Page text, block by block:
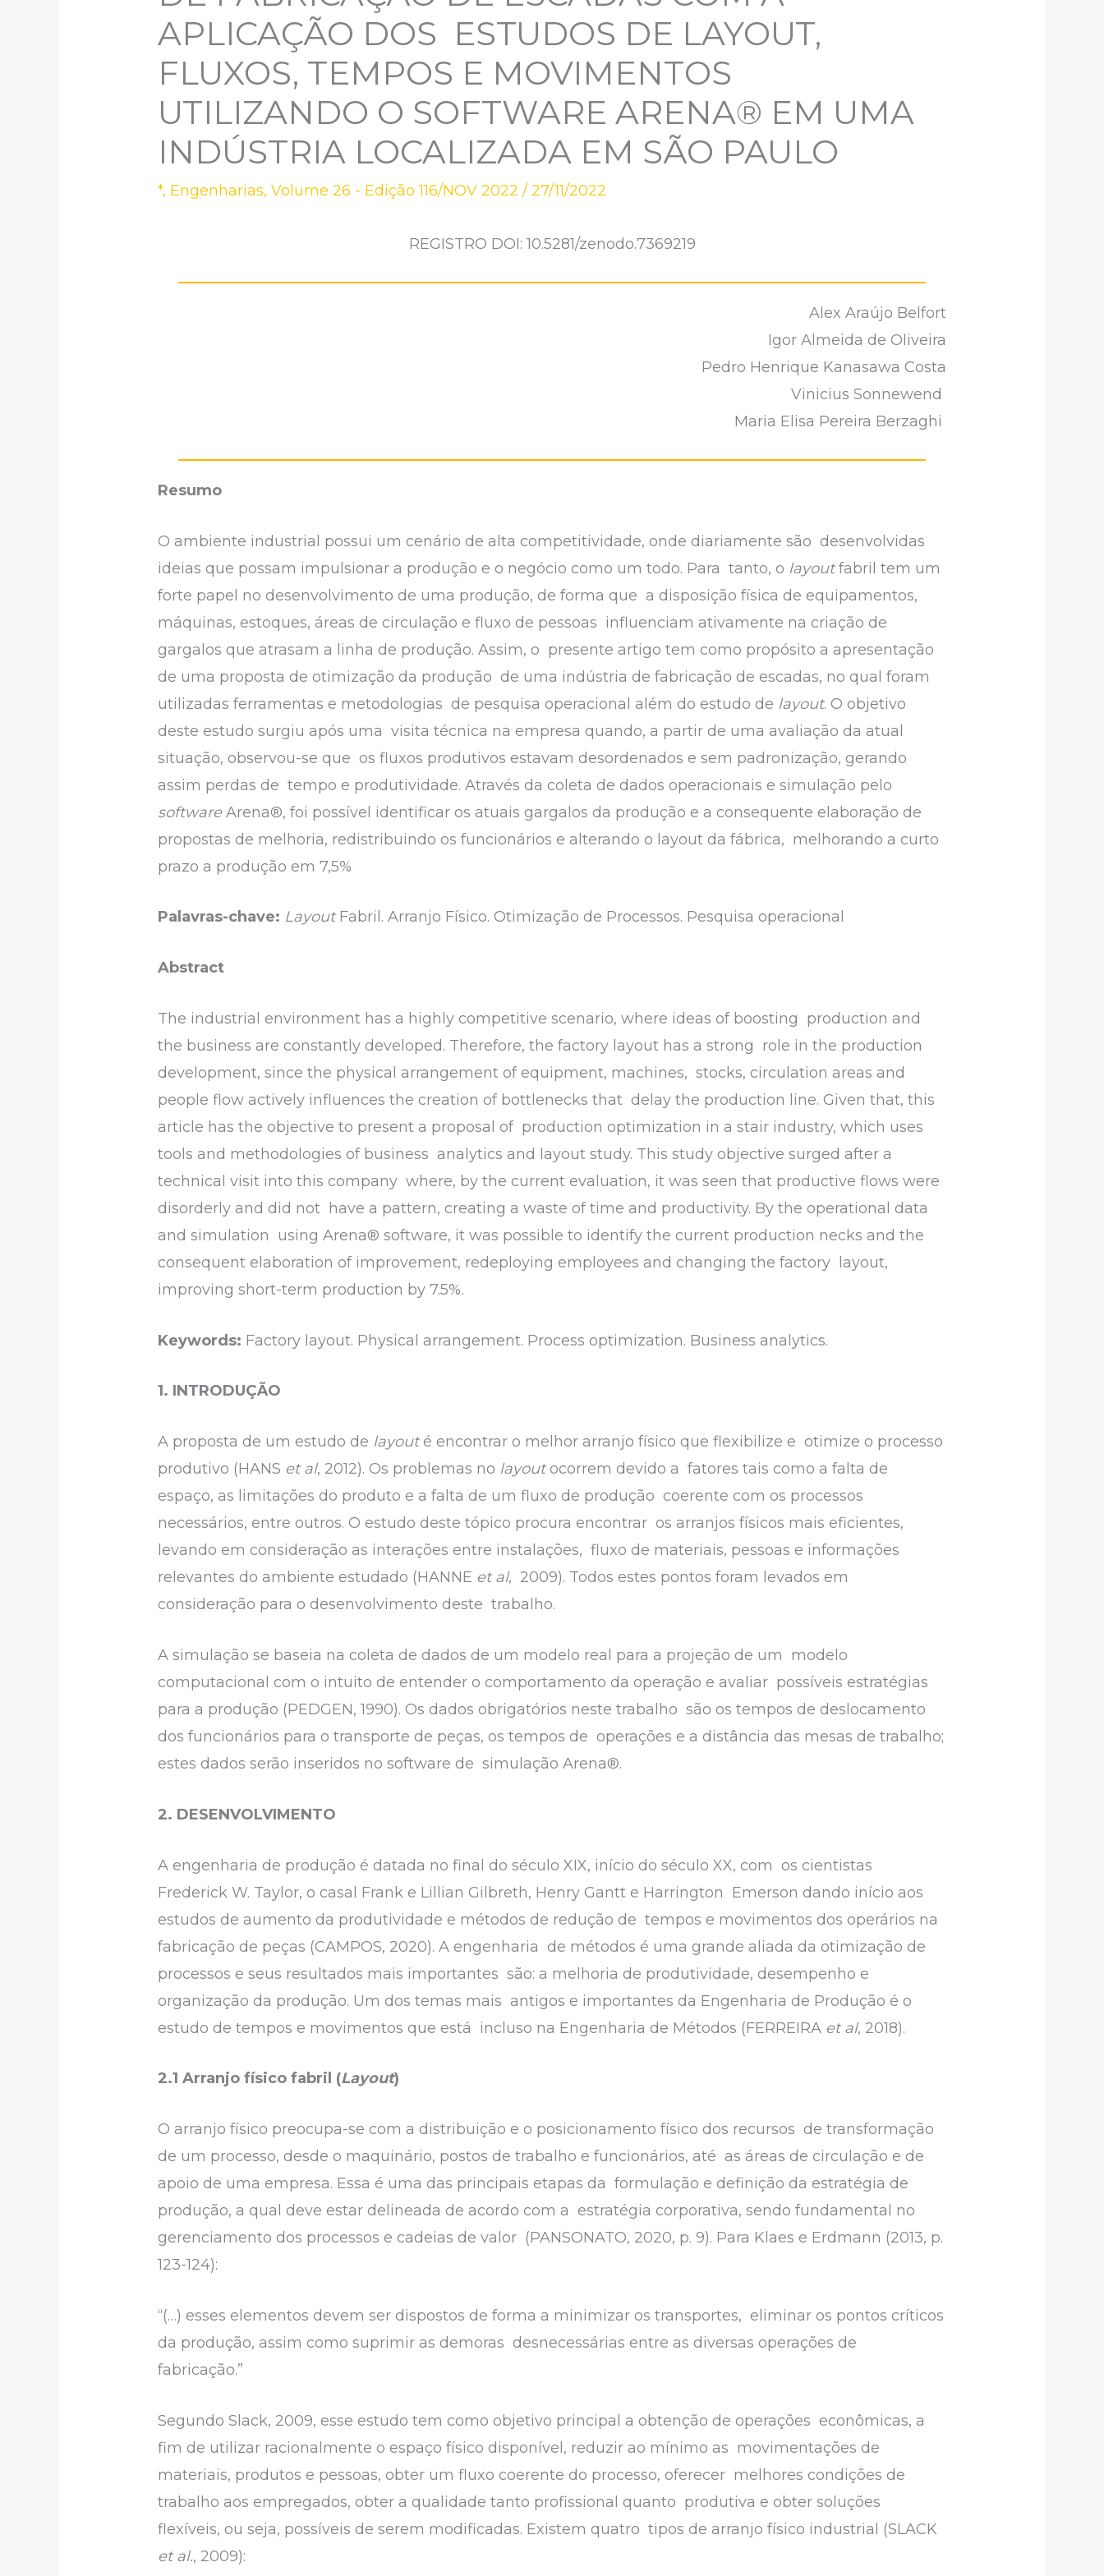
APLICAÇÃO DOS ESTUDOS DE LAYOUT,
FLUXOS, TEMPOS E MOVIMENTOS
UTILIZANDO O SOFTWARE ARENA® EM UMA
INDÚSTRIA LOCALIZADA EM SÃO PAULO
*, Engenharias,Volume 26 - Edição 116/NOV 2022 /27/11/2022
REGISTRO DOI: 10.5281/zenodo.7369219
Alex Araújo Belfort
Igor Almeida de Oliveira
Pedro Henrique Kanasawa Costa
Vinicius Sonnewend
Maria Elisa Pereira Berzaghi
Resumo
O ambiente industrial possui um cenário de alta competitividade, onde diariamente são desenvolvidas
ideias que possam impulsionar a produção e o negócio como um todo. Para tanto, o layoutfabril tem um
forte papel no desenvolvimento de uma produção, de forma que a disposição física de equipamentos,
máquinas, estoques, áreas de circulação e fluxo de pessoas influenciam ativamente na criação de
gargalos que atrasam a linha de produção. Assim, o presente artigo tem como propósito a apresentação
de uma proposta de otimização da produção de uma indústria de fabricação de escadas, no qual foram
utilizadas ferramentas e metodologias de pesquisa operacional além do estudo de layout. O objetivo
deste estudo surgiu após uma visita técnica na empresa quando, a partir de uma avaliação da atual
situação, observou-se que os fluxos produtivos estavam desordenados e sem padronização, gerando
assim perdas de tempo e produtividade. Através da coleta de dados operacionais e simulação pelo
softwareArena®, foi possível identificar os atuais gargalos da produção e a consequente elaboração de
propostas de melhoria, redistribuindo os funcionários e alterando o layout da fábrica, melhorando a curto
prazo a produção em 7,5%
Palavras-chave: LayoutFabril. Arranjo Físico. Otimização de Processos. Pesquisa operacional
Abstract
The industrial environment has a highly competitive scenario, where ideas of boosting production and
the business are constantly developed. Therefore, the factory layout has a strong role in the production
development, since the physical arrangement of equipment, machines, stocks, circulation areas and
people flow actively influences the creation of bottlenecks that delay the production line. Given that, this
article has the objective to present a proposal of production optimization in a stair industry, which uses
tools and methodologies of business analytics and layout study. This study objective surged after a
technical visit into this company where, by the current evaluation, it was seen that productive flows were
disorderly and did not have a pattern, creating a waste of time and productivity. By the operational data
and simulation using Arena® software, it was possible to identify the current production necks and the
consequent elaboration of improvement, redeploying employees and changing the factory layout,
improving short-term production by 7.5%.
Keywords: Factory layout. Physical arrangement. Process optimization. Business analytics.
1. INTRODUÇÃO
A proposta de um estudo de layouté encontrar o melhor arranjo físico que flexibilize e otimize o processo
produtivo (HANS et al, 2012). Os problemas no layoutocorrem devido a fatores tais como a falta de
espaço, as limitações do produto e a falta de um fluxo de produção coerente com os processos
necessários, entre outros. O estudo deste tópico procura encontrar os arranjos físicos mais eficientes,
levando em consideração as interações entre instalações, fluxo de materiais, pessoas e informações
relevantes do ambiente estudado (HANNE et al, 2009). Todos estes pontos foram levados em
consideração para o desenvolvimento deste trabalho.
A simulação se baseia na coleta de dados de um modelo real para a projeção de um modelo
computacional com o intuito de entender o comportamento da operação e avaliar possíveis estratégias
para a produção (PEDGEN, 1990). Os dados obrigatórios neste trabalho são os tempos de deslocamento
dos funcionários para o transporte de peças, os tempos de operações e a distância das mesas de trabalho;
estes dados serão inseridos no software de simulação Arena®.
2. DESENVOLVIMENTO
A engenharia de produção é datada no final do século XIX, início do século XX, com os cientistas
Frederick W. Taylor, o casal Frank e Lillian Gilbreth, Henry Gantt e Harrington Emerson dando início aos
estudos de aumento da produtividade e métodos de redução de tempos e movimentos dos operários na
fabricação de peças (CAMPOS, 2020). A engenharia de métodos é uma grande aliada da otimização de
processos e seus resultados mais importantes são: a melhoria de produtividade, desempenho e
organização da produção. Um dos temas mais antigos e importantes da Engenharia de Produção é o
estudo de tempos e movimentos que está incluso na Engenharia de Métodos (FERREIRA et al, 2018).
2.1 Arranjo físico fabril (Layout)
O arranjo físico preocupa-se com a distribuição e o posicionamento físico dos recursos de transformação
de um processo, desde o maquinário, postos de trabalho e funcionários, até as áreas de circulação e de
apoio de uma empresa. Essa é uma das principais etapas da formulação e definição da estratégia de
produção, a qual deve estar delineada de acordo com a estratégia corporativa, sendo fundamental no
gerenciamento dos processos e cadeias de valor (PANSONATO, 2020, p. 9). Para Klaes e Erdmann (2013, p.
123-124):
“(…) esses elementos devem ser dispostos de forma a minimizar os transportes, eliminar os pontos críticos
da produção, assim como suprimir as demoras desnecessárias entre as diversas operações de
fabricação.”
Segundo Slack, 2009, esse estudo tem como objetivo principal a obtenção de operações econômicas, a
fim de utilizar racionalmente o espaço físico disponível, reduzir ao mínimo as movimentações de
materiais, produtos e pessoas, obter um fluxo coerente do processo, oferecer melhores condições de
trabalho aos empregados, obter a qualidade tanto profissional quanto produtiva e obter soluções
flexíveis, ou seja, possíveis de serem modificadas. Existem quatro tipos de arranjo físico industrial (SLACK
et al., 2009):